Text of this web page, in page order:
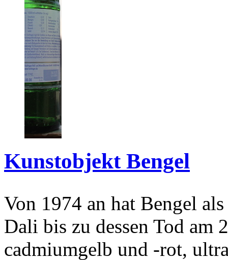
Kunstobjekt Bengel
Von 1974 an hat Bengel
Dali bis zu dessen Tod am
cadmiumgelb und -rot,